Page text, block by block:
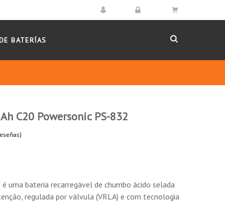
BATERÍAS
C20 Powersonic PS-832
é uma bateria recarregável de chumbo ácido selada
regulada por válvula (VRLA) e com tecnologia